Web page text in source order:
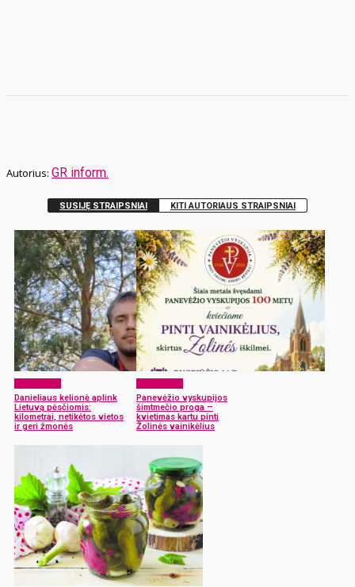
GR inform.
SUSIJĘ STRAIPSNIAI KITI AUTORIAUS STRAIPSNIAI
Danieliaus kelionė aplink
Lietuvą pėsčiomis:
kilometrai, netikėtos vietos
ir geri žmonės
Panevėžio vyskupijos
šimtmečio proga –
kvietimas kartu pinti
Žolinės vainikėlius